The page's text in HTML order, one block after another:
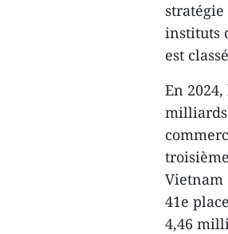
instituts
est
En
milliards
Vietnam
41e
4,46